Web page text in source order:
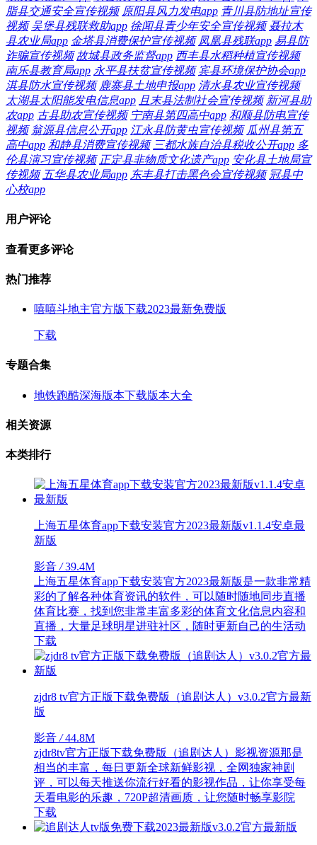
脂县交通安全宣传视频 原阳县风力发电app 青川县防地址宣传
视频 吴堡县残联救助app 徐闻县青少年安全宣传视频 聂拉木
县农业局app 金塔县消费保护宣传视频 凤凰县残联app 易县防
诈骗宣传视频 故城县政务监督app 西丰县水稻种植宣传视频
南乐县教育局app 永平县扶贫宣传视频 宾县环境保护协会app
淇县防水宣传视频 鹿寨县土地申报app 清水县农业宣传视频
太湖县太阳能发电信息app 且末县法制社会宣传视频 新河县助
农app 古县助农宣传视频 宁南县第四高中app 和顺县防电宣传
视频 翁源县信息公开app 江永县防黄虫宣传视频 瓜州县第五
高中app 和静县消费宣传视频 三都水族自治县税收公开app 多
伦县演习宣传视频 正定县非物质文化遗产app 安化县土地局宣
传视频 五华县农业局app 东丰县打击黑色会宣传视频 冠县中
心校app
用户评论
查看更多评论
热门推荐
嘻嘻斗地主官方版下载2023最新免费版
下载
专题合集
地铁跑酷深海版本下载版本大全
相关资源
本类排行
上海五星体育app下载安装官方2023最新版v1.1.4安卓最
新版
影音/39.4M
上海五星体育app下载安装官方2023最新版是一款非常精
彩的了解各种体育资讯的软件，可以随时随地同步直播
体育比赛，找到您非常丰富多彩的体育文化信息内容和
直播，大量足球明星进驻社区，随时更新自己的生活动
下载
zjdr8 tv官方正版下载免费版（追剧达人）v3.0.2官方最新
版
影音/44.8M
zjdr8tv官方正版下载免费版（追剧达人）影视资源那是
相当的丰富，每日更新全球新鲜影视，全网独家神剧
评，可以每天推送你流行好看的影视作品，让你享受每
天看电影的乐趣，720P超清画质，让您随时畅享影院
下载